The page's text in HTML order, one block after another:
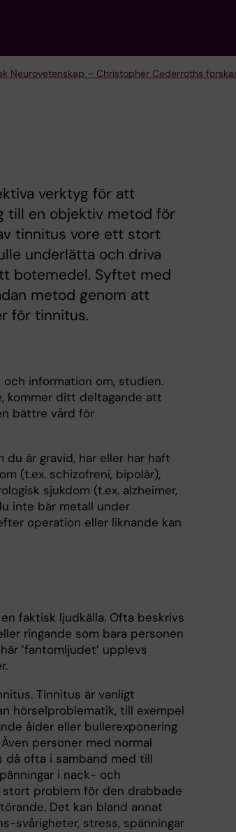
Neurovetenskap – Christopher Cederroths
verktyg för att
till en objektiv metod för
tinnitus vore ett stort
underlätta och driva
botemedel. Syftet med
metod genom att
för tinnitus.
information om, studien.
kommer ditt deltagande att
bättre vård för
är gravid, har eller har haft
(t.ex. schizofreni, bipolär),
sjukdom (t.ex. alzheimer,
inte bär metall under
operation eller liknande kan
faktisk ljudkälla. Ofta beskrivs
ringande som bara personen
’fantomljudet’ upplevs
Tinnitus är vanligt
hörselproblematik, till exempel
ålder eller bullerexponering
personer med normal
då ofta i samband med till
i nack- och
stort problem för den drabbade
Det kan bland annat
svårigheter, stress, spänningar